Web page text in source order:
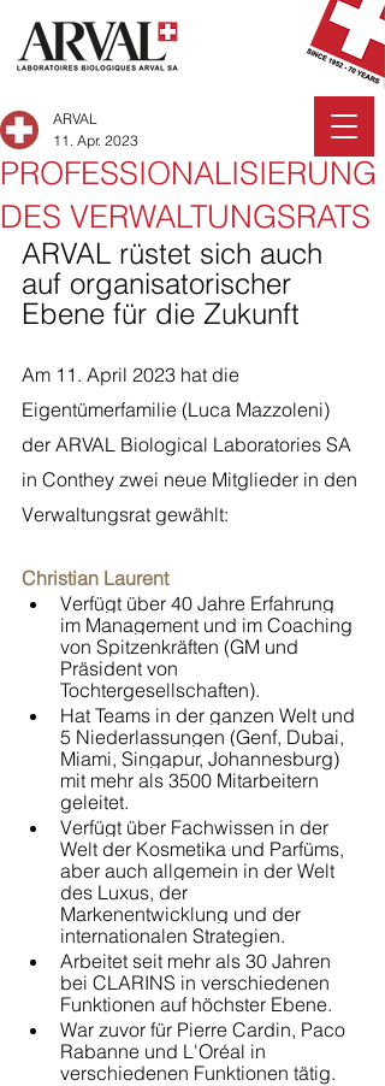
PROFESSIONALISIERUNG
DES VERWALTUNGSRATS
ARVAL
11. Apr. 2023
ARVAL rüstet sich auch
auf organisatorischer
Ebene für die Zukunft
Am 11. April 2023 hat die
Eigentümerfamilie (Luca Mazzoleni)
der ARVAL Biological Laboratories SA
in Conthey zwei neue Mitglieder in den
Verwaltungsrat gewählt:
Christian Laurent
Verfügt über 40 Jahre Erfahrung
im Management und im Coaching
von Spitzenkräften (GM und
Präsident von
Tochtergesellschaften).
Hat Teams in der ganzen Welt und
5 Niederlassungen (Genf, Dubai,
Miami, Singapur, Johannesburg)
mit mehr als 3500 Mitarbeitern
geleitet.
Verfügt über Fachwissen in der
Welt der Kosmetika und Parfüms,
aber auch allgemein in der Welt
des Luxus, der
Markenentwicklung und der
internationalen Strategien.
Arbeitet seit mehr als 30 Jahren
bei CLARINS in verschiedenen
Funktionen auf höchster Ebene.
War zuvor für Pierre Cardin, Paco
Rabanne und L'Oréal in
verschiedenen Funktionen tätig.